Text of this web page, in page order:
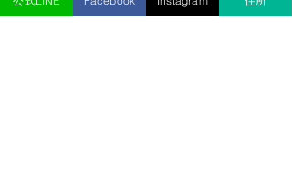
げてきている道場生の姿は本当に指導